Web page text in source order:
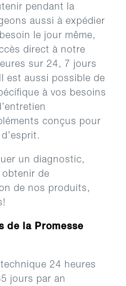
pendant la
aussi à expédier
le jour même,
direct à notre
sur 24, 7 jours
est aussi possible de
à vos besoins
conçus pour
un diagnostic,
obtenir de
de nos produits,
de la Promesse
24 heures
jours par an